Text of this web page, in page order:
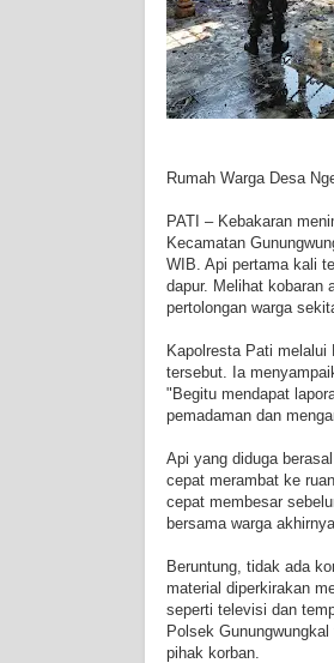
Rumah Warga Desa
PATI – Kebakaran
Kecamatan
WIB. Api pertama kali
dapur. Melihat kobaran
pertolongan warga
Kapolresta Pati melalui
tersebut. Ia
"Begitu mendapat
pemadaman dan
Api yang diduga
cepat merambat ke
cepat membesar
bersama warga
Beruntung, tidak ada
material diperkirakan
seperti televisi dan
Polsek
pihak korban.